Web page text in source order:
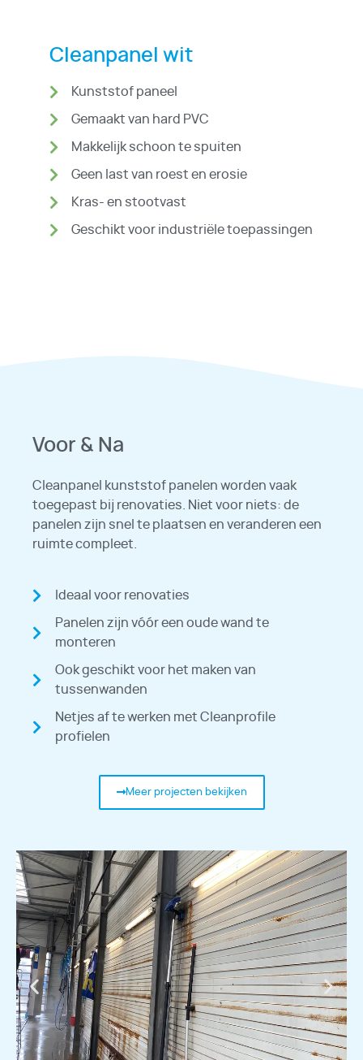
Cleanpanel wit
Kunststof paneel
Gemaakt van hard PVC
Makkelijk schoon te spuiten
Geen last van roest en erosie
Kras- en stootvast
Geschikt voor industriële toepassingen
Voor & Na
Cleanpanel kunststof panelen worden vaak
toegepast bij renovaties. Niet voor niets: de
panelen zijn snel te plaatsen en veranderen een
ruimte compleet.
Ideaal voor renovaties
Panelen zijn vóór een oude wand te
monteren
Ook geschikt voor het maken van
tussenwanden
Netjes af te werken met Cleanprofile
profielen
Meer projecten bekijken